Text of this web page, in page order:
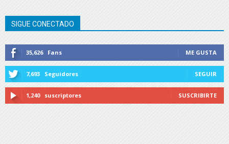
SIGUE CONECTADO
35,626 Fans ME GUSTA
7,693 Seguidores SEGUIR
1,240 suscriptores SUSCRIBIRTE